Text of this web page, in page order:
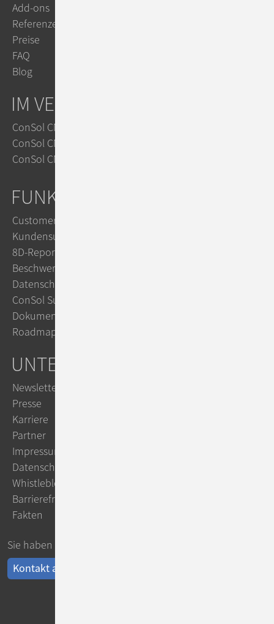
Add-ons
Referenzen
Preise
FAQ
Blog
IM VERGLEICH
ConSol CM vs. Zendesk
ConSol CM vs. Jira
ConSol CM vs. OTRS
FUNKTIONEN
Customer Service
Kundensupport mit KI
8D-Reports im Reklamationsmanagement
Beschwerdemanagement
Datenschutz mit ConSol CM
ConSol Support & Trainings
Dokumentation im TecDoc
Roadmap
UNTERNEHMEN
Newsletter
Presse
Karriere
Partner
Impressum
Datenschutz
Whistleblowing
Barrierefreiheit
Fakten
Sie haben Fragen?
Kontakt aufnehmen